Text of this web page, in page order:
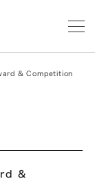
メ
& Competition
&